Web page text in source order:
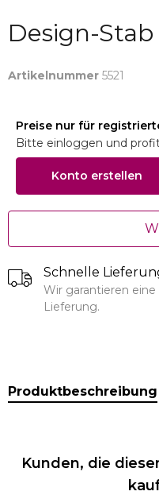
Design-
Artikelnummer 5521
Preise nur für
Bitte einloggen und
Konto erstellen
Schnelle
Wir garantieren
Lieferung.
Produktbeschreibung
Kunden, die